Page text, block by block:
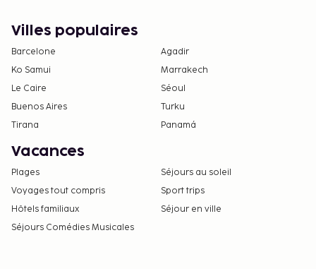
Villes populaires
Barcelone
Agadir
Ko Samui
Marrakech
Le Caire
Séoul
Buenos Aires
Turku
Tirana
Panamá
Vacances
Plages
Séjours au soleil
Voyages tout compris
Sport trips
Hôtels familiaux
Séjour en ville
Séjours Comédies Musicales